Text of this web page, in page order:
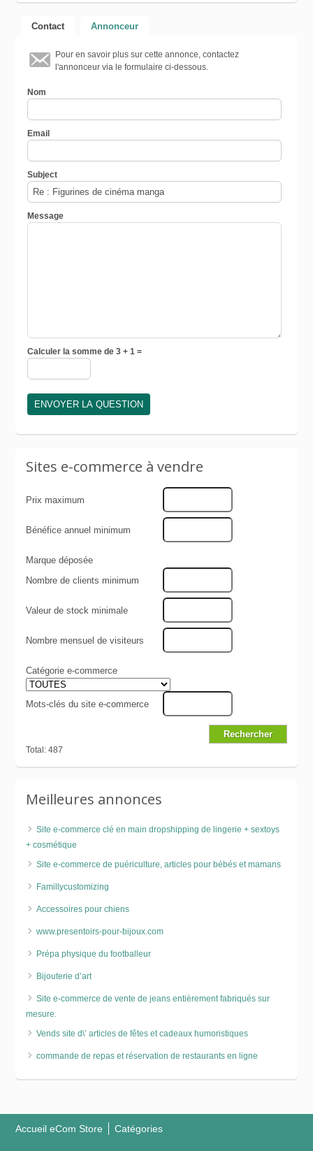
Contact Annonceur
Pour en savoir plus sur cette annonce, contactez
l'annonceur via le formulaire ci-dessous.
Nom
Email
Subject
Message
Calculer la somme de 3 + 1 =
Sites e-commerce à vendre
Prix maximum
Bénéfice annuel minimum
Marque déposée
Nombre de clients minimum
Valeur de stock minimale
Nombre mensuel de visiteurs
Catégorie e-commerce
Mots-clés du site e-commerce
Total: 487
Meilleures annonces
Site e-commerce clé en main dropshipping de lingerie + sextoys
+ cosmétique
Site e-commerce de puériculture, articles pour bébés et mamans
Famillycustomizing
Accessoires pour chiens
www.presentoirs-pour-bijoux.com
Prépa physique du footballeur
Bijouterie d’art
Site e-commerce de vente de jeans entièrement fabriqués sur
mesure.
Vends site d\’ articles de fêtes et cadeaux humoristiques
commande de repas et réservation de restaurants en ligne
Accueil eCom Store Catégories